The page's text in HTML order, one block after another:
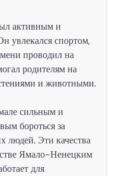
активным и
увлекался спортом,
проводил на
родителям на
и животными.
сильным и
бороться за
людей. Эти качества
Ямало-Ненецким
для